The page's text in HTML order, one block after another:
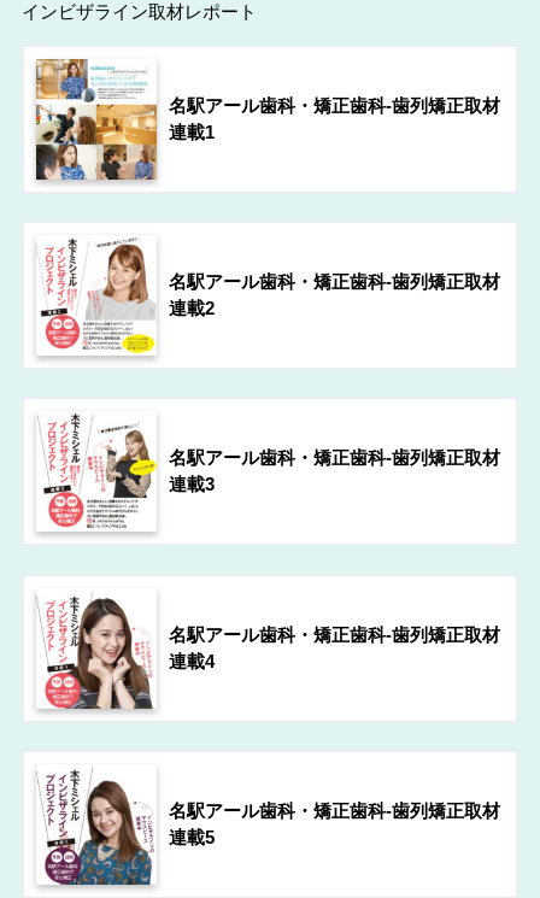
インビザライン取材レポート
名駅アール歯科・矯正歯科-歯列矯正取材
連載1
名駅アール歯科・矯正歯科-歯列矯正取材
連載2
名駅アール歯科・矯正歯科-歯列矯正取材
連載3
名駅アール歯科・矯正歯科-歯列矯正取材
連載4
名駅アール歯科・矯正歯科-歯列矯正取材
連載5